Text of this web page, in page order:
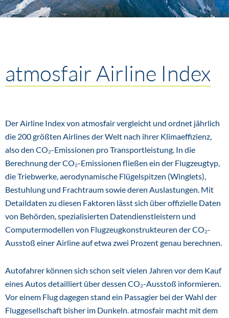
atmosfair Airline Index
Der Airline Index von atmosfair vergleicht und ordnet jährlich
die 200 größten Airlines der Welt nach ihrer Klimaeffizienz,
also den CO₂-Emissionen pro Transportleistung. In die
Berechnung der CO₂-Emissionen fließen ein der Flugzeugtyp,
die Triebwerke, aerodynamische Flügelspitzen (Winglets),
Bestuhlung und Frachtraum sowie deren Auslastungen. Mit
Detaildaten zu diesen Faktoren lässt sich über offizielle Daten
von Behörden, spezialisierten Datendienstleistern und
Computermodellen von Flugzeugkonstrukteuren der CO₂-
Ausstoß einer Airline auf etwa zwei Prozent genau berechnen.
Autofahrer können sich schon seit vielen Jahren vor dem Kauf
eines Autos detailliert über dessen CO₂-Ausstoß informieren.
Vor einem Flug dagegen stand ein Passagier bei der Wahl der
Fluggesellschaft bisher im Dunkeln. atmosfair macht mit dem